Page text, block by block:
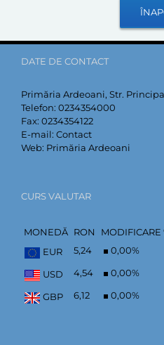
DATE DE CONTACT
Primăria Ardeoani, Str.
Telefon: 0234354000
Fax: 0234354122
E-mail: Contact
Web: Primăria Ardeoani
CURS VALUTAR
MONEDĂ RON
MODIFICARE
EUR
5,24 0,00%
USD 4,54 0,00%
GBP 6,12 0,00%